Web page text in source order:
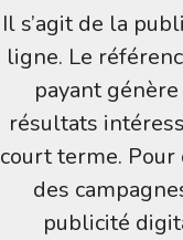
Il s’agit de la
ligne. Le
payant
résultats
court terme.
des
publicité